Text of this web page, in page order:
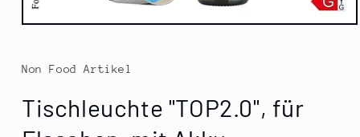
Medien
Modal
öffnen
Non Food Artikel
Tischleuchte "TOP2.0", für